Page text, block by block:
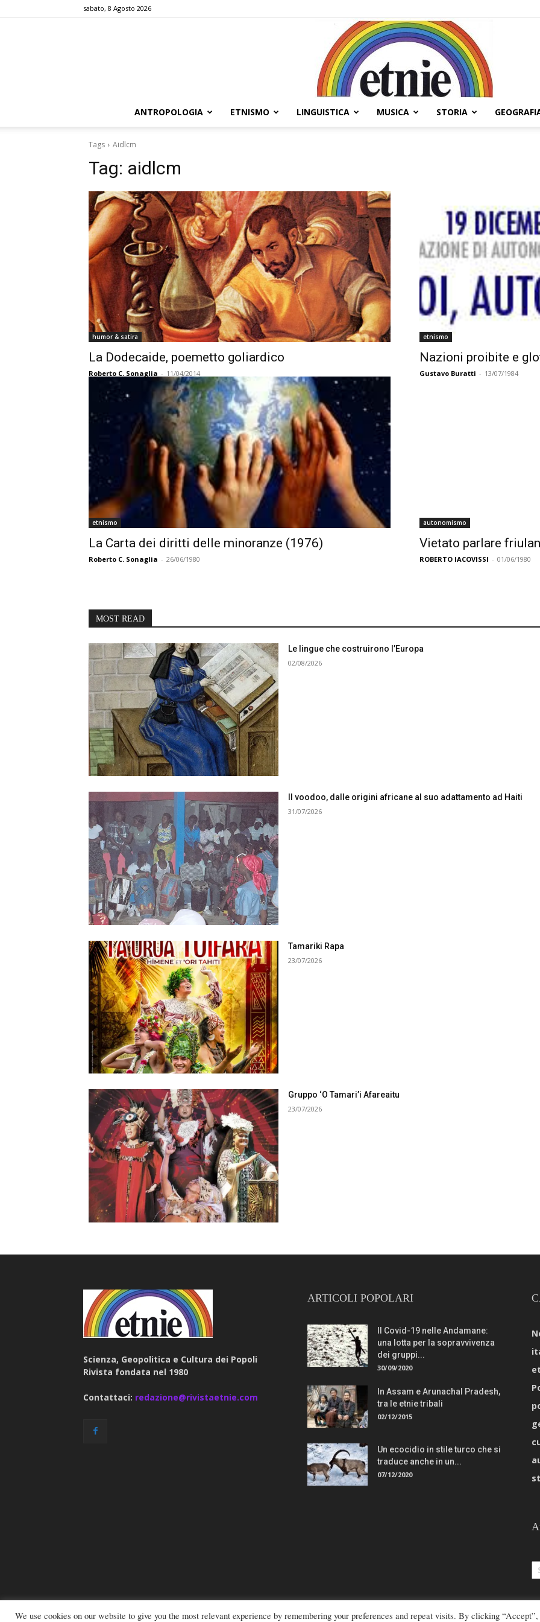
sabato, 8 Agosto 2026
ANTROPOLOGIA ETNISMO LINGUISTICA MUSICA STORIA
Tags Aidlcm
Tag: aidlcm
humor & satira
La Dodecaide, poemetto goliardico
Roberto C. Sonaglia - 11/04/2014
etnismo
Nazioni proibite e
Gustavo Buratti - 13/07/1984
etnismo
La Carta dei diritti delle minoranze (1976)
Roberto C. Sonaglia - 26/06/1980
autonomismo
Vietato parlare
ROBERTO IACOVISSI - 01/06/1980
MOST READ
Le lingue che costruirono l’Europa
02/08/2026
Il voodoo, dalle origini africane al suo adattamento ad Haiti
31/07/2026
Tamariki Rapa
23/07/2026
Gruppo ‘O Tamari’i Afareaitu
23/07/2026
Scienza, Geopolitica e Cultura dei Popoli
Rivista fondata nel 1980
Contattaci: redazione@rivistaetnie.com
ARTICOLI POPOLARI
Il Covid-19 nelle Andamane:
una lotta per la sopravvivenza
dei gruppi...
30/09/2020
In Assam e Arunachal Pradesh,
tra le etnie tribali
02/12/2015
Un ecocidio in stile turco che si
traduce anche in un...
07/12/2020
We use cookies on our website to give you the most relevant experience by remembering your preferences and repeat visits. By clicking “Accept”,